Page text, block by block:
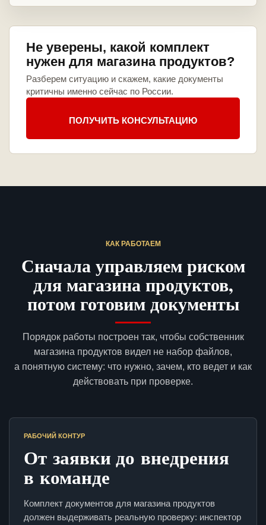
Не уверены, какой комплект
нужен для магазина продуктов?
Разберем ситуацию и скажем, какие документы
критичны именно сейчас по России.
ПОЛУЧИТЬ КОНСУЛЬТАЦИЮ
КАК РАБОТАЕМ
Сначала управляем риском
для магазина продуктов,
потом готовим документы
Порядок работы построен так, чтобы собственник
магазина продуктов видел не набор файлов,
а понятную систему: что нужно, зачем, кто ведет и как
действовать при проверке.
РАБОЧИЙ КОНТУР
От заявки до внедрения
в команде
Комплект документов для магазина продуктов
должен выдерживать реальную проверку: инспектор